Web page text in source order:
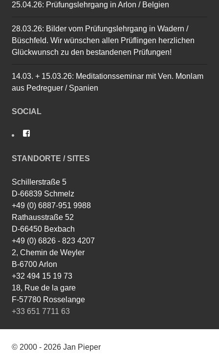
25.04.26: Prüfungslehrgang in Arlon / Belgien
28.03.26: Bilder vom Prüfungslehrgang in Wadern /
Büschfeld. Wir wünschen allen Prüflingen herzlichen
Glückwunsch zu den bestandenen Prüfungen!
14.03. + 15.03.26: Meditationsseminar mit Ven. Monlam
aus Pedreguer / Spanien
SOCIAL
f
v
n
w
n
g
s
u
.
a
l
o
a
f
a
STANDORTE / SITES
Schillerstraße 5
D-66839 Schmelz
+49 (0) 6887-951 9988
Rathausstraße 52
D-66450 Bexbach
+49 (0) 6826 - 823 4207
2, Chemin de Weyler
B-6700 Arlon
+32 494 15 19 73
18, Rue de la gare
F-57780 Rosselange
+33 651 7711 63
© 2000 - 2026 Jan Pieper